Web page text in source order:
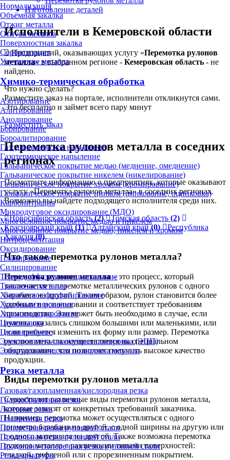
Нормализация
Объёмная закалка
Отжиг металла
Отпуск металла
Поверхностная закалка
Сорбитизация
Улучшение металла
Химико-термическая обработка
Азотирование
Алитирование
Анодирование
Борирование
Бороалитирование
Газодинамическое напыление
Газотермическое напыление
Гальваническое покрытие медью (меднение, омеднение)
Гальваническое покрытие никелем (никелирование)
Гальваническое покрытие хромом (хромирование)
Гальваническое покрытие цинком (цинкование, оцинковка)
Карбонитрация
Микродуговое оксидирование (МДО)
Многослойное покрытие медью и никелем
Многослойное покрытие медью, никелем и хромом
Нитроцементация
Оксидирование
Плакирование
Силицирование
Термодиффузионное цинкование
Травление металла
Химическое фосфатирование
Хромоалитирование
Хромосилицирование
Цементация
Цианирование
Электролитно-плазменная полировка (ЭПП)
Электрохимическая полировка металла
Резка металла
Газовая/газопламенная/кислородная резка
Гидроабразивная резка
Лазерная резка
Плазменная резка
Поперечная резка рулонной стали
Продольная резка рулонной стали
Продольно-поперечная резка рулонной стали
Резка арматуры
Изготовление деталей
Исполнители в Кемеровской области
Предприятий, оказывающих услугу «Перемотка рулонов
металла» в выбранном регионе - Кемеровская область - не
найдено.
Что нужно сделать?
Разместите заказ на портале, исполнители откликнутся сами.
Это бесплатно и займет всего пару минут
Разместить заказ
Перемотка рулонов металла в соседних
регионах
Посмотрите информацию о предприятиях, которые оказывают
услугу «Перемотка рулонов металла» в соседних регионах.
Возможно вы найдете подходящего исполнителя среди них.
Новосибирская область(2) Томская область (2)
Красноярский край(1) Алтайский край(0)
Республика
Хакасия(0)
Что такое перемотка рулонов металла?
Перемотка рулонов металла– это процесс, который
заключается в перемотке металлических рулонов с одного
барабана на другой. Таким образом, рулон становится более
удобным в использовании и соответствует требованиям
производства. Это может быть необходимо в случае, если
рулоны оказались слишком большими или маленькими, или
если требуется изменить их форму или размер. Перемотка
рулонов металла осуществляется на специальном
оборудовании, что позволяет получить высокое качество
продукции.
Виды перемотки рулонов металла
Существуют различные виды перемотки рулонов металла,
которые зависят от конкретных требований заказчика.
Например, перемотка может осуществляться с одного
диаметра барабана на другой, с одной ширины на другую или
с одного материала на другой. Также возможна перемотка
рулонов металла с различными типами поверхностей:
гладкой, рифленой или с прорезиненным покрытием.